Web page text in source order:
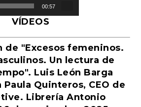
00:57
VÍDEOS
de "Excesos femeninos.
Un lectura de
Luis León Barga
Paula Quinteros, CEO de
Librería Antonio